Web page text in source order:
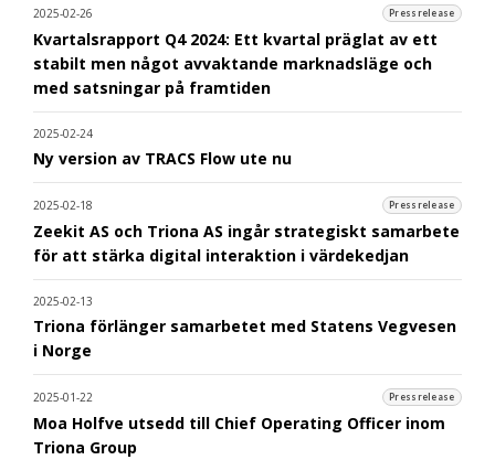
2025-02-26 Pressrelease
Kvartalsrapport Q4 2024: Ett kvartal präglat av ett
stabilt men något avvaktande marknadsläge och
med satsningar på framtiden
2025-02-24
Ny version av TRACS Flow ute nu
2025-02-18 Pressrelease
Zeekit AS och Triona AS ingår strategiskt samarbete
för att stärka digital interaktion i värdekedjan
2025-02-13
Triona förlänger samarbetet med Statens Vegvesen
i Norge
2025-01-22 Pressrelease
Moa Holfve utsedd till Chief Operating Officer inom
Triona Group